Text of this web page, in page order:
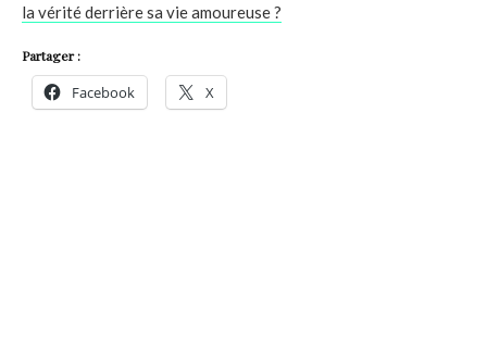
la vérité derrière sa vie amoureuse ?
Partager :
Facebook X